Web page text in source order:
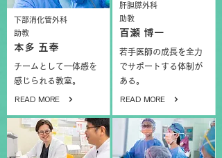
下部消化管外科
助教
本多 五奉
チームとして一体感を
感じられる教室。
READ MORE
肝胆膵外科
助教
百瀬 博一
若手医師の成長を全力
でサポートする体制が
ある。
READ MORE